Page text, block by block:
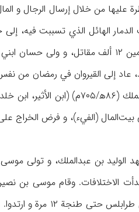
الدمار الهائل الذي تسببت
الكاهنة و قتلت. و أمّن حسان البربر على شرط أن
ذكر تاريخ عودة حسان إلى القيروان ۸۲ه‍ (.
(الفيء)، و فرض الخراج على
و بدأت الاختلافات. وقام موسى
مناطق المغرب المختلفة. و